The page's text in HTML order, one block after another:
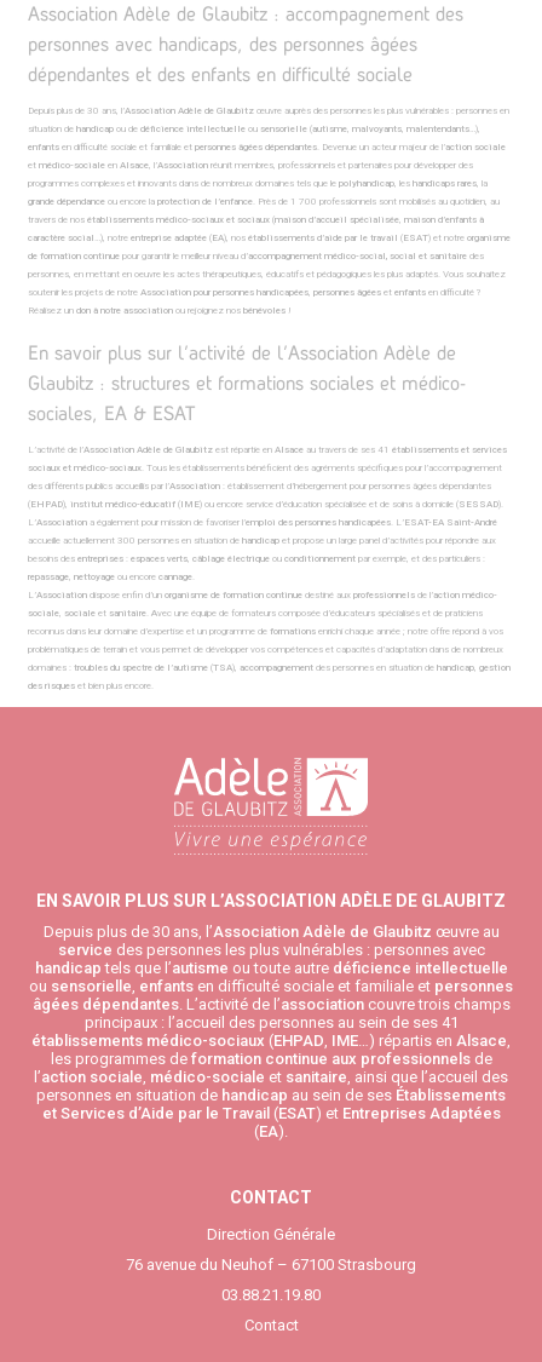
Association Adèle de Glaubitz : accompagnement des
personnes avec handicaps, des personnes âgées
dépendantes et des enfants en difficulté sociale
Depuis plus de 30 ans, l’Association Adèle de Glaubitzœuvre auprès des personnes les plus vulnérables : personnes en
situation de handicap ou dedéficience intellectuelleou sensorielle (autisme,malvoyants,malentendants …),
enfantsen difficulté sociale et familiale etpersonnes âgées dépendantes . Devenue un acteur majeur de l’action sociale
etmédico-socialeenAlsace, l’Association réunit membres, professionnels et partenaires pour développer des
programmes complexes et innovants dans de nombreux domaines tels que lepolyhandicap, les handicaps rares, la
grande dépendance ou encore laprotection de l’enfance . Près de 1 700 professionnels sont mobilisés au quotidien, au
travers de nosétablissements médico-sociaux et sociaux(maison d’accueil spécialisée,maison d’enfants à
caractère social …), notreentreprise adaptée (EA), nosétablissements d’aide par le travail (ESAT) et notreorganisme
de formation continue pour garantir le meilleur niveau d’accompagnement médico-social, social et sanitairedes
personnes, en mettant en oeuvre les actes thérapeutiques, éducatifs et pédagogiques les plus adaptés. Vous souhaitez
soutenir les projets de notre Association pour personnes handicapées,personnes âgées etenfants en difficulté ?
Réalisez undon à notre association ou rejoignez nosbénévoles !
En savoir plus sur l’activité de l’Association Adèle de
Glaubitz : structures et formations sociales et médico-
sociales, EA & ESAT
L’activité de l’Association Adèle de Glaubitz est répartie en Alsace au travers de ses 41établissements et services
sociaux et médico-sociaux . Tous les établissements bénéficient des agréments spécifiques pour l’accompagnement
des différents publics accueillis par l’Association : établissement d’hébergement pour personnes âgées dépendantes
(EHPAD), institut médico-éducatif (IME) ou encore service d’éducation spécialisée et de soins à domicile (SESSAD).
L’Association a également pour mission de favoriser l’emploi des personnes handicapées . L’ESAT-EA Saint-André
accueille actuellement 300 personnes en situation dehandicap et propose un large panel d’activités pour répondre aux
besoins desentreprises espaces verts,câblage électrique ouconditionnement par exemple, et des particuliers :
repassage,nettoyage ou encorecannage
L’Association dispose enfin d’unorganisme de formation continue destiné auxprofessionnels de l’action médico-
sociale, sociale et sanitaire . Avec une équipe de formateurs composée d’éducateurs spécialisés et de praticiens
reconnus dans leur domaine d’expertise et un programme deformations enrichi chaque année ; notre offre répond à vos
problématiques de terrain et vous permet de développer vos compétences et capacités d’adaptation dans de nombreux
domaines :troubles du spectre de l’autisme (TSA),accompagnement des personnes en situation dehandicap,gestion
des risqueset bien plus encore.
EN SAVOIR PLUS SUR L’ASSOCIATION ADÈLE DE GLAUBITZ
Depuis plus de 30 ans, l’Association Adèle de Glaubitz œuvre au
service des personnes les plus vulnérables : personnes avec
handicap tels que l’autisme ou toute autredéficience intellectuelle
ou sensorielle, enfants en difficulté sociale et familiale et personnes
âgées dépendantes. L’activité de l’associationcouvre trois champs
principaux : l’accueil des personnes au sein de ses 41
établissements médico-sociaux (EHPAD, IME…) répartis en Alsace,
les programmes de formation continue aux professionnelsde
l’action sociale, médico-sociale et sanitaire, ainsi que l’accueil des
personnes en situation de handicap au sein de ses Établissements
et Services d’Aide par le Travail (ESAT) et Entreprises Adaptées
(EA).
CONTACT
Direction Générale
76 avenue du Neuhof – 67100 Strasbourg
03.88.21.19.80
Contact